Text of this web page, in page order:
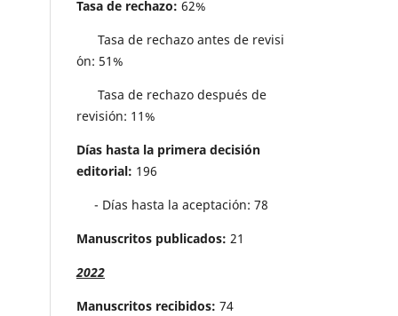
Tasa de rechazo: 62%
Tasa de rechazo antes de revisi
´on: 51%
Tasa de rechazo después de
revisión: 11%
Días hasta la primera decisión
editorial: 196
- Días hasta la aceptación: 78
Manuscritos publicados: 21
2022
Manuscritos recibidos: 74